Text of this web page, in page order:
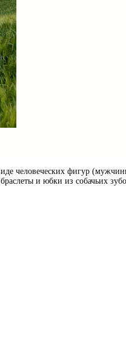
человеческих фигур
и юбки из собачьих